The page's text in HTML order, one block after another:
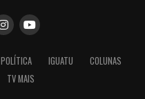
POLÍTICA IGUATU
COLUNAS
TV MAIS